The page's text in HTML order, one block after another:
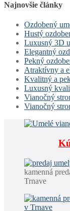
Najnovšie články
Ozdobený
Hustý
Luxusný 3D
Elegantný
Pekný
Atraktívny a
Kvalitný a
Luxusný
Vianočný
Vianočný
kamenná
Trnave